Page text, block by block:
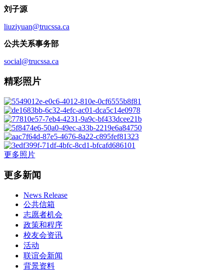
刘子源
liuziyuan@trucssa.ca
公共关系事务部
social@trucssa.ca
精彩照片
更多照片
更多新闻
News Release
公共信箱
志愿者机会
政策和程序
校友会资讯
活动
联谊会新闻
背景资料